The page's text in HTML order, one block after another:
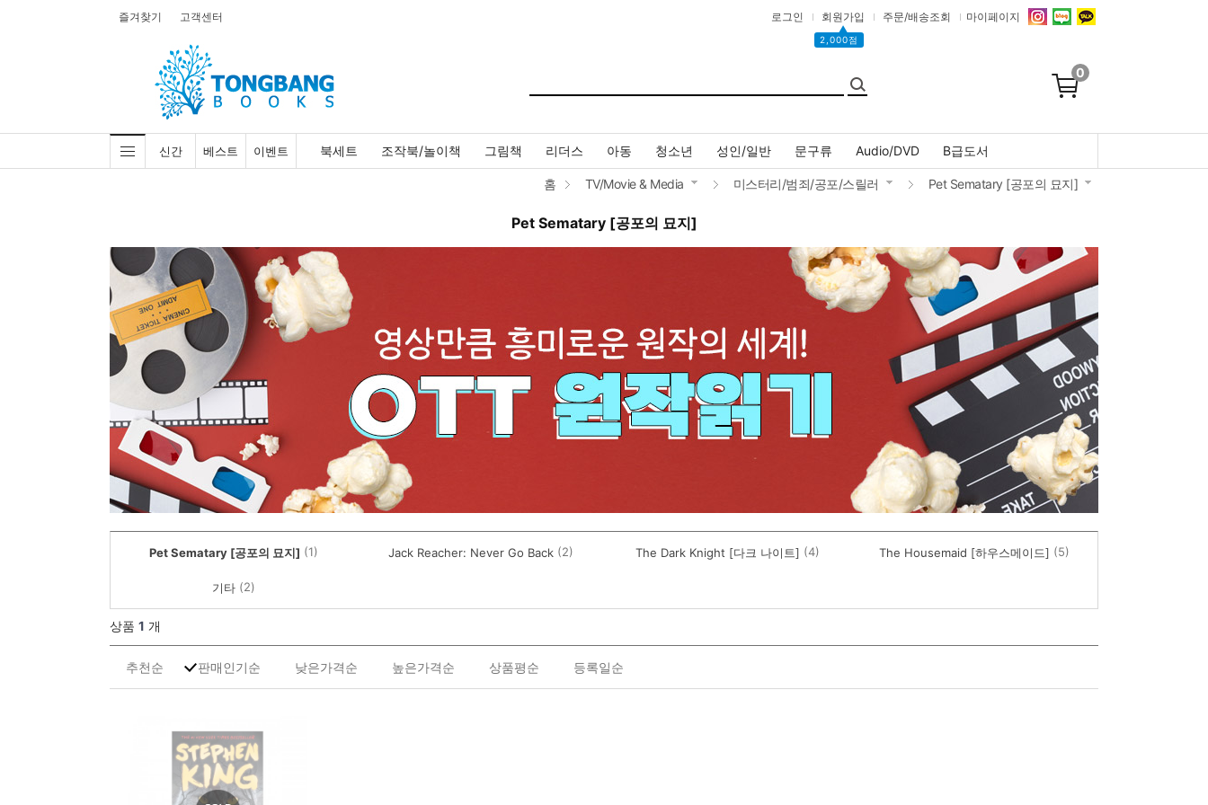
즐겨찾기 고객센터 로그인 회원가입
▲
2,000점
주문/배송조회 마이페이지
0
신간 베스트 이벤트 북세트 조작북/놀이책 그림책 리더스 아동 청소년 성인/일반 문구류 Audio/DVD B급도서
홈 TV/Movie & Media 미스터리/범죄/공포/스릴러 Pet Sematary [공포의 묘지]
Pet Sematary [공포의 묘지]
Pet Sematary [공포의 묘지] (1) Jack Reacher: Never Go Back (2) The Dark Knight [다크 나이트] (4) The Housemaid [하우스메이드] (5)
기타 (2)
상품 1 개
추천순 판매인기순 낮은가격순 높은가격순 상품평순 등록일순